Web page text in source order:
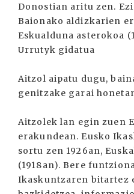
Donostian aritu zen.
Baionako aldizkarien
Eskualduna asterokoa
Urrutyk gidatua
Aitzol aipatu dugu,
genitzake garai
Aitzolek lan egin zuen
erakundean. Eusko
sortu zen 1926an,
(1918an). Bere
Ikaskuntzaren bitartez